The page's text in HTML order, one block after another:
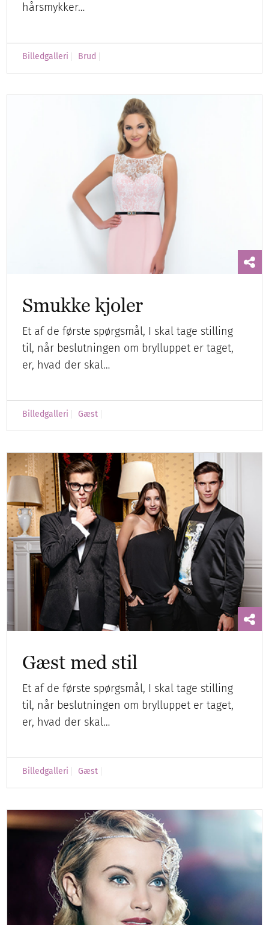
hårsmykker…
Billedgalleri Brud
Smukke kjoler
Et af de første spørgsmål, I skal tage stilling
til, når beslutningen om brylluppet er taget,
er, hvad der skal…
Billedgalleri Gæst
Gæst med stil
Et af de første spørgsmål, I skal tage stilling
til, når beslutningen om brylluppet er taget,
er, hvad der skal…
Billedgalleri Gæst